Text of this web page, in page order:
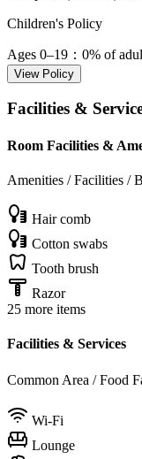
Children's Policy
Ages 0–19 ：0% of
View Policy
Facilities &
Room Facilities &
Amenities / Facilities /
Hair comb
Cotton swabs
Tooth brush
Razor
25 more items
Facilities & Services
Common Area / Food
Wi-Fi
Lounge